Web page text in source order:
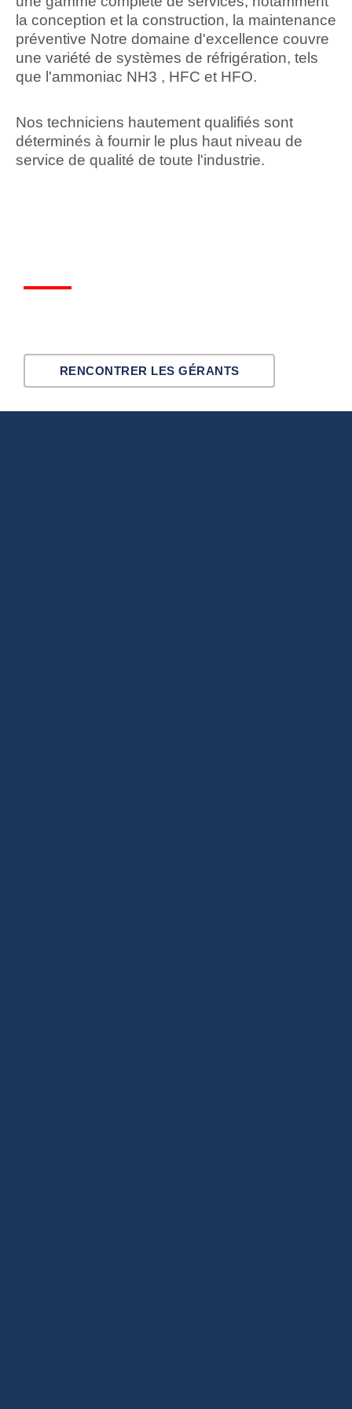
la conception et la construction, la maintenance
préventive Notre domaine d'excellence couvre
une variété de systèmes de réfrigération, tels
que l'ammoniac NH3 , HFC et HFO.
Nos techniciens hautement qualifiés sont
déterminés à fournir le plus haut niveau de
service de qualité de toute l'industrie.
RENCONTRER LES GÉRANTS